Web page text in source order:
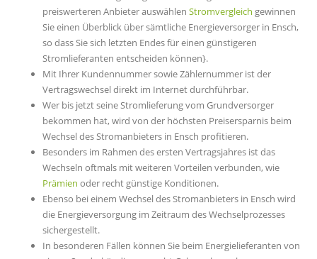
preiswerteren Anbieter auswählen Stromvergleich gewinnen
Sie einen Überblick über sämtliche Energieversorger in Ensch,
so dass Sie sich letzten Endes für einen günstigeren
Stromlieferanten entscheiden können}.
Mit Ihrer Kundennummer sowie Zählernummer ist der
Vertragswechsel direkt im Internet durchführbar.
Wer bis jetzt seine Stromlieferung vom Grundversorger
bekommen hat, wird von der höchsten Preisersparnis beim
Wechsel des Stromanbieters in Ensch profitieren.
Besonders im Rahmen des ersten Vertragsjahres ist das
Wechseln oftmals mit weiteren Vorteilen verbunden, wie
Prämien oder recht günstige Konditionen.
Ebenso bei einem Wechsel des Stromanbieters in Ensch wird
die Energieversorgung im Zeitraum des Wechselprozesses
sichergestellt.
In besonderen Fällen können Sie beim Energielieferanten von